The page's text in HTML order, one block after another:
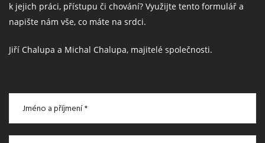
k jejich práci, přístupu či chování? Využijte tento formulář a
napište nám vše, co máte na srdci.
Jiří Chalupa a Michal Chalupa, majitelé společnosti.